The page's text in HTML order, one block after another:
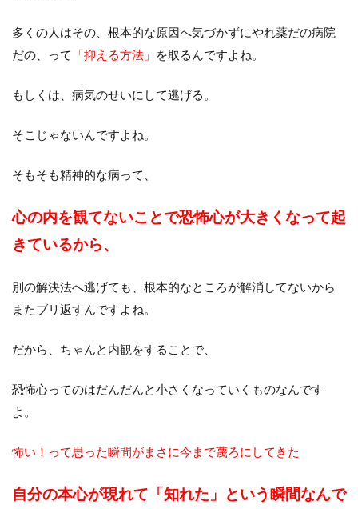
多くの人はその、根本的な原因へ気づかずにやれ薬だの病院
だの、って
「抑える方法」 を取るんですよね。
もしくは、病気のせいにして逃げる。
そこじゃないんですよね。
そもそも精神的な病って、
心の内を観てないことで恐怖心が大きくなって起
きているから、
別の解決法へ逃げても、根本的なところが解消してないから
またブリ返すんですよね。
だから、ちゃんと内観をすることで、
恐怖心ってのはだんだんと小さくなっていくものなんです
よ。
怖い！って思った瞬間がまさに今まで蔑ろにしてきた
自分の本心が現れて「知れた」という瞬間なんで